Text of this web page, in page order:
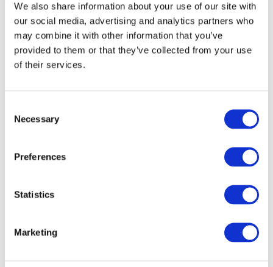
We also share information about your use of our site with
our social media, advertising and analytics partners who
may combine it with other information that you’ve
provided to them or that they’ve collected from your use
of their services.
Selection
Necessary
Preferences
Statistics
Marketing
Todos los